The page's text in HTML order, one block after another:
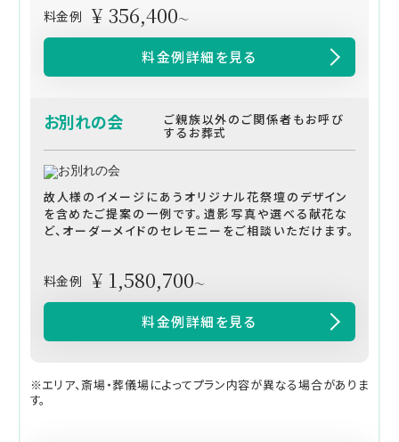
料金例 ¥ 356,400～
料金例詳細を見る
お別れの会 ご親族以外のご関係者もお呼び
するお葬式
故人様のイメージにあうオリジナル花祭壇のデザイン
を含めたご提案の一例です。遺影写真や選べる献花な
ど、オーダーメイドのセレモニーをご相談いただけます。
料金例 ¥ 1,580,700～
料金例詳細を見る
※エリア、斎場・葬儀場によってプラン内容が異なる場合がありま
す。